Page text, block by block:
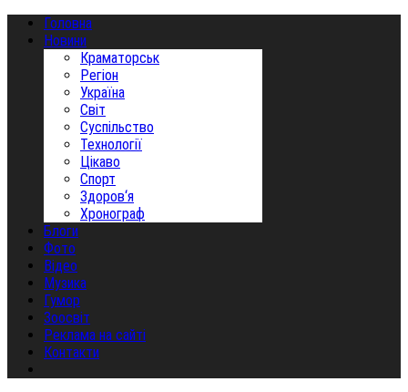
Головна
Новини
Краматорськ
Регіон
Україна
Світ
Суспільство
Технології
Цікаво
Спорт
Здоров‘я
Хронограф
Блоги
Фото
Відео
Музика
Гумор
Зоосвіт
Реклама на сайті
Контакти